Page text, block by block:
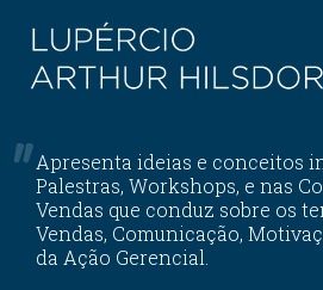
Apresenta ideias e conceitos
Palestras, Workshops, e nas
Vendas que conduz sobre os
Vendas, Comunicação,
da Ação Gerencial.